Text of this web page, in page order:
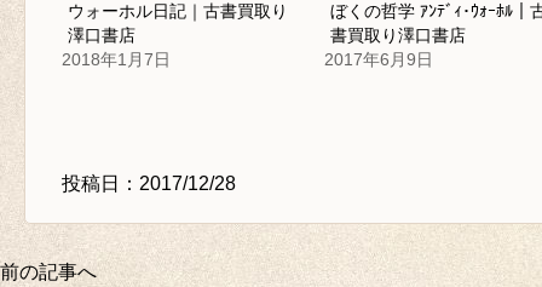
ウォーホル日記｜古書買取り
澤口書店
2018年1月7日
ぼくの哲学 ｱﾝﾃﾞｨ･ｳｫｰﾎﾙ｜
書買取り澤口書店
2017年6月9日
投稿日：2017/12/28
前の記事へ